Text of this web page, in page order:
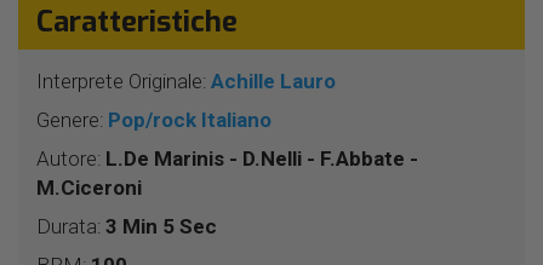
Caratteristiche
Interprete Originale: Achille Lauro
Genere: Pop/rock Italiano
Autore: L.De Marinis - D.Nelli - F.Abbate -
M.Ciceroni
Durata: 3 Min 5 Sec